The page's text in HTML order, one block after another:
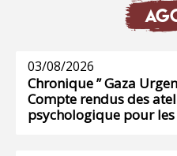
03/08/2026
Chronique ” Gaza
Compte rendus des
psychologique pour